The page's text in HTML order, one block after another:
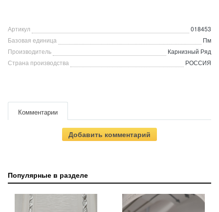
Артикул
018453
Базовая единица
Пм
Производитель
Карнизный Ряд
Страна производства
РОССИЯ
Комментарии
Добавить комментарий
Популярные в разделе